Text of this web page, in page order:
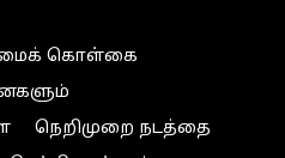
கொள்கை
நெறிமுறை நடத்தை